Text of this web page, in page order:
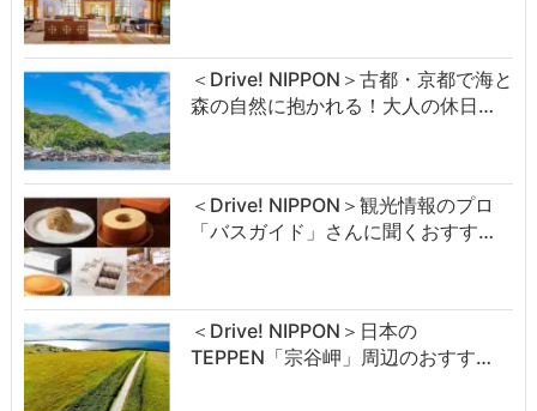
＜Drive! NIPPON＞古都・京都で海と
森の自然に抱かれる！大人の休日…
＜Drive! NIPPON＞観光情報のプロ
「バスガイド」さんに聞くおすす…
＜Drive! NIPPON＞日本の
TEPPEN「宗谷岬」周辺のおすす…